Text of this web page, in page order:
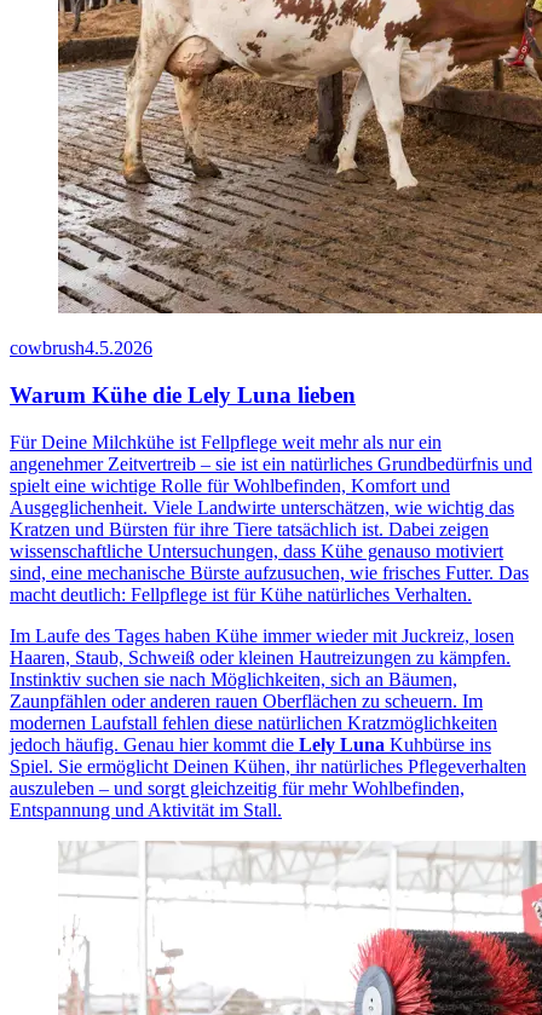
cowbrush4.5.2026
Warum Kühe die Lely Luna lieben
Für Deine Milchkühe ist Fellpflege weit mehr als nur ein
angenehmer Zeitvertreib – sie ist ein natürliches Grundbedürfnis und
spielt eine wichtige Rolle für Wohlbefinden, Komfort und
Ausgeglichenheit. Viele Landwirte unterschätzen, wie wichtig das
Kratzen und Bürsten für ihre Tiere tatsächlich ist. Dabei zeigen
wissenschaftliche Untersuchungen, dass Kühe genauso motiviert
sind, eine mechanische Bürste aufzusuchen, wie frisches Futter. Das
macht deutlich: Fellpflege ist für Kühe natürliches Verhalten.
Im Laufe des Tages haben Kühe immer wieder mit Juckreiz, losen
Haaren, Staub, Schweiß oder kleinen Hautreizungen zu kämpfen.
Instinktiv suchen sie nach Möglichkeiten, sich an Bäumen,
Zaunpfählen oder anderen rauen Oberflächen zu scheuern. Im
modernen Laufstall fehlen diese natürlichen Kratzmöglichkeiten
jedoch häufig. Genau hier kommt die Lely Luna Kuhbürse ins
Spiel. Sie ermöglicht Deinen Kühen, ihr natürliches Pflegeverhalten
auszuleben – und sorgt gleichzeitig für mehr Wohlbefinden,
Entspannung und Aktivität im Stall.